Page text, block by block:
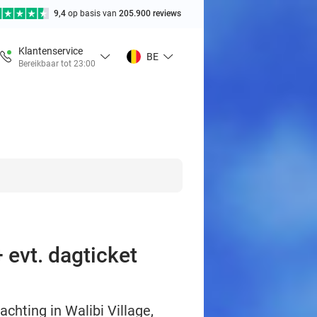
9,4 op basis van 205.900 reviews
Klantenservice
Bereikbaar tot 23:00
BE
evt. dagticket
in Walibi Village,